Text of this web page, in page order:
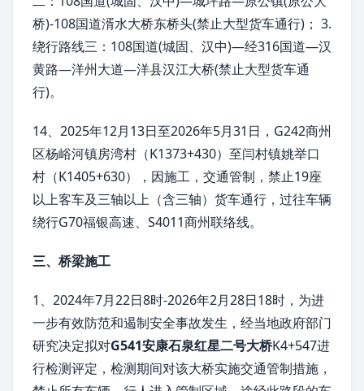
桥)-108国道湑水大桥东桥头(禁止大型货车通行)； 3.
绕行路线三：108国道(城固、汉中)—经316国道—汉
黄路—洋州大道—洋县汉江大桥(禁止大型货车通
行)。
14、2025年12月13日至2026年5月31日，G242商州
区杨峪河镇房湾村（K1373+430）至闫村镇姚举口
村（K1405+630），因施工，交通管制，禁止19座
以上客车及三轴以上（含三轴）货车通行，过往车辆
绕行G70福银高速、S4011商州联络线。
三、桥梁施工
1、2024年7月22日8时-2026年2月28日18时，为进
一步有效防范和遏制安全事故发生，经当地政府部门
研究决定拟对G541安康石泉红星二号大桥K4+547进
行检测评定，检测期间对该大桥实施交通管制措施，